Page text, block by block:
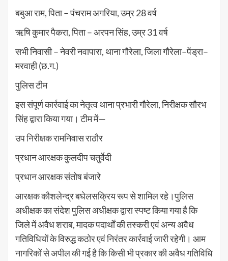
बबुआ राम, पिता – पंचराम अगरिया, उम्र 28 वर्ष
ऋषि कुमार पैकरा, पिता – अरपन सिंह, उम्र 31 वर्ष
सभी निवासी – नेवरी नवापारा, थाना गौरेला, जिला गौरेला–पेंड्रा–
मरवाही (छ.ग.)
पुलिस टीम
इस संपूर्ण कार्रवाई का नेतृत्व थाना प्रभारी गौरेला, निरीक्षक सौरभ
सिंह द्वारा किया गया। टीम में—
उप निरीक्षक रामनिवास राठौर
प्रधान आरक्षक कुलदीप चतुर्वेदी
प्रधान आरक्षक संतोष बंजारे
आरक्षक कौशलेन्द्र बघेलसक्रिय रूप से शामिल रहे।पुलिस
अधीक्षक का संदेश पुलिस अधीक्षक द्वारा स्पष्ट किया गया है कि
जिले में अवैध शराब, मादक पदार्थों की तस्करी एवं अन्य अवैध
गतिविधियों के विरुद्ध कठोर एवं निरंतर कार्रवाई जारी रहेगी। आम
नागरिकों से अपील की गई है कि किसी भी प्रकार की अवैध गतिविधि